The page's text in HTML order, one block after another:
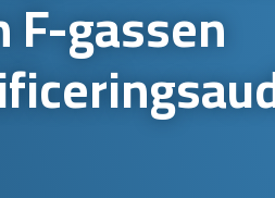
F-gassen